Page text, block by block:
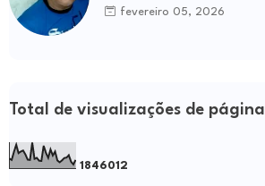
fevereiro 05, 2026
Total de visualizações de página
1 846012